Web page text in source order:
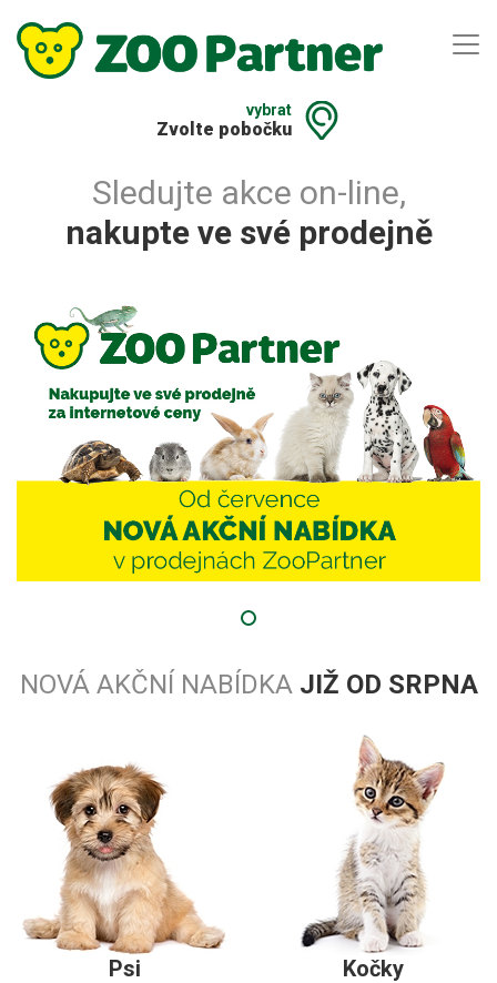
vybrat
Zvolte pobočku
Sledujte akce on-line,
nakupte ve své prodejně
NOVÁ AKČNÍ NABÍDKA JIŽ OD SRPNA
Psi Kočky